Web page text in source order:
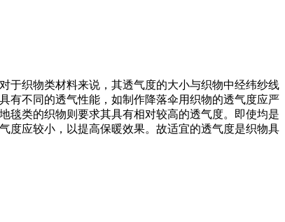
于织物类材料来说，其透气度的大小与织物中经纬纱线
有不同的透气性能，如制作降落伞用织物的透气度应严
毯类的织物则要求其具有相对较高的透气度。即使均是
度应较小，以提高保暖效果。故适宜的透气度是织物具